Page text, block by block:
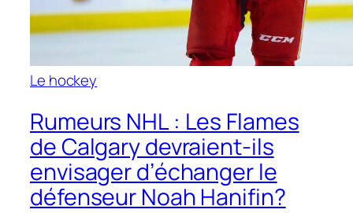
Le hockey
Rumeurs NHL : Les Flames
de Calgary devraient-ils
envisager d’échanger le
défenseur Noah Hanifin?